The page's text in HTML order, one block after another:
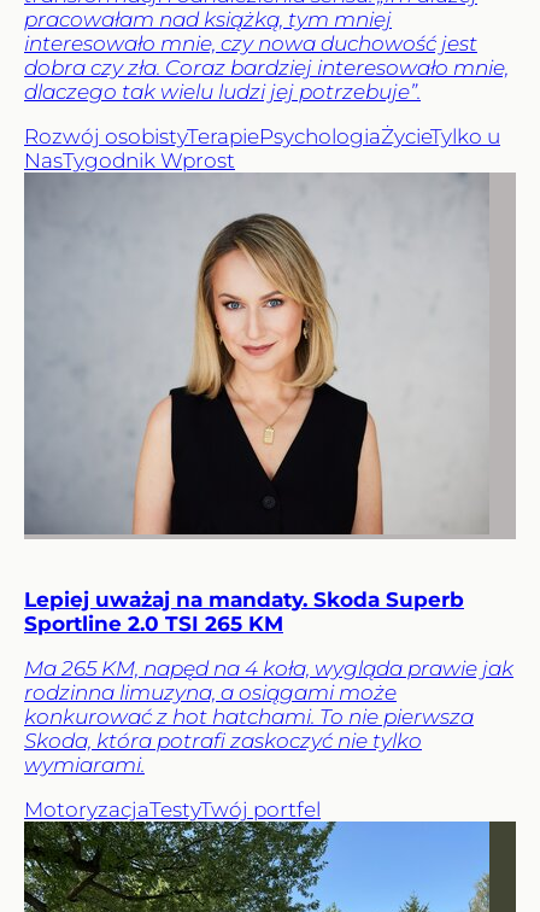
pracowałam nad książką, tym mniej
interesowało mnie, czy nowa duchowość jest
dobra czy zła. Coraz bardziej interesowało mnie,
dlaczego tak wielu ludzi jej potrzebuje”.
Rozwój osobistyTerapiePsychologiaŻycieTylko u
NasTygodnik Wprost
Lepiej uważaj na mandaty. Skoda Superb
Sportline 2.0 TSI 265 KM
Ma 265 KM, napęd na 4 koła, wygląda prawie jak
rodzinna limuzyna, a osiągami może
konkurować z hot hatchami. To nie pierwsza
Skoda, która potrafi zaskoczyć nie tylko
wymiarami.
MotoryzacjaTestyTwój portfel